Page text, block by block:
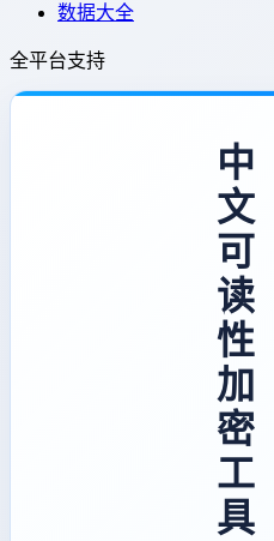
数据大全
全平台支持
中
文
可
读
性
加
密
工
具